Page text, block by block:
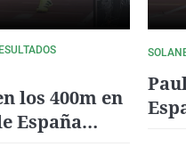
los 400m en
España